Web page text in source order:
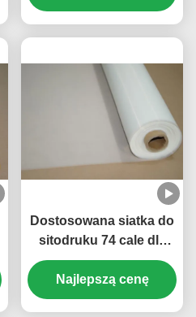
Dostosowana siatka do
sitodruku 74 cale dla
elektroniki, kolor biały /
żółty
Najlepszą cenę